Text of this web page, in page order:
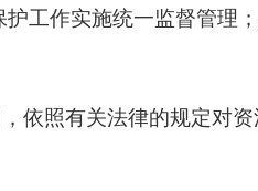
工作实施统一监督管理
依照有关法律的规定对